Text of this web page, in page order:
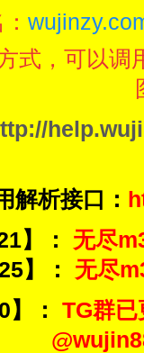
式，可以
解析接口：
】：
无尽
】：
无尽
：
TG群